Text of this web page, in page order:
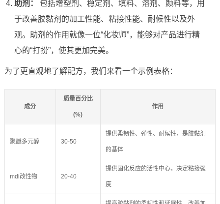
助剂：
包括增塑剂、稳定剂、填料、溶剂、颜料等，用
于改善胶黏剂的加工性能、粘接性能、耐候性以及外
观。助剂的作用就像一位“化妆师”，能够对产品进行精
心的“打扮”，使其更加完美。
为了更直观地了解配方，我们来看一个示例表格：
成分
质量百分比
(%)
作用
聚醚多元醇 30-50
提供柔韧性、弹性、耐候性，是胶黏剂
的基体
mdi改性物 20-40
提供固化反应的活性中心，决定粘接强
度